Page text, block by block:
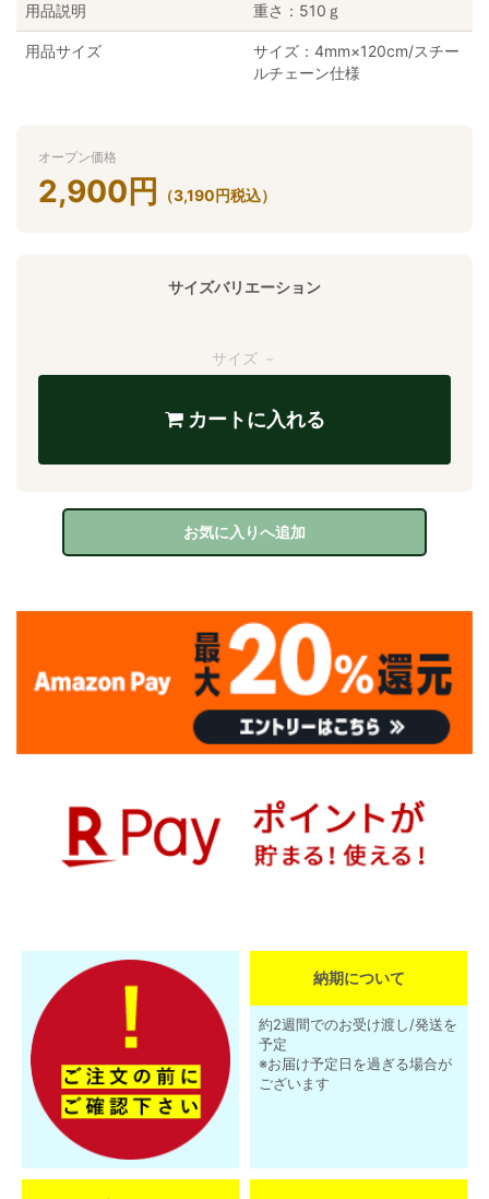
用品説明 重さ：510ｇ
用品サイズ
サイズ：4mm×120cm/スチー
ルチェーン仕様
オープン価格
2,900 円 （3,190円税込）
サイズバリエーション
サイズ －
カートに入れる
お気に入りへ追加
納期について
約2週間でのお受け渡し/発送を
予定
※お届け予定日を過ぎる場合が
ございます